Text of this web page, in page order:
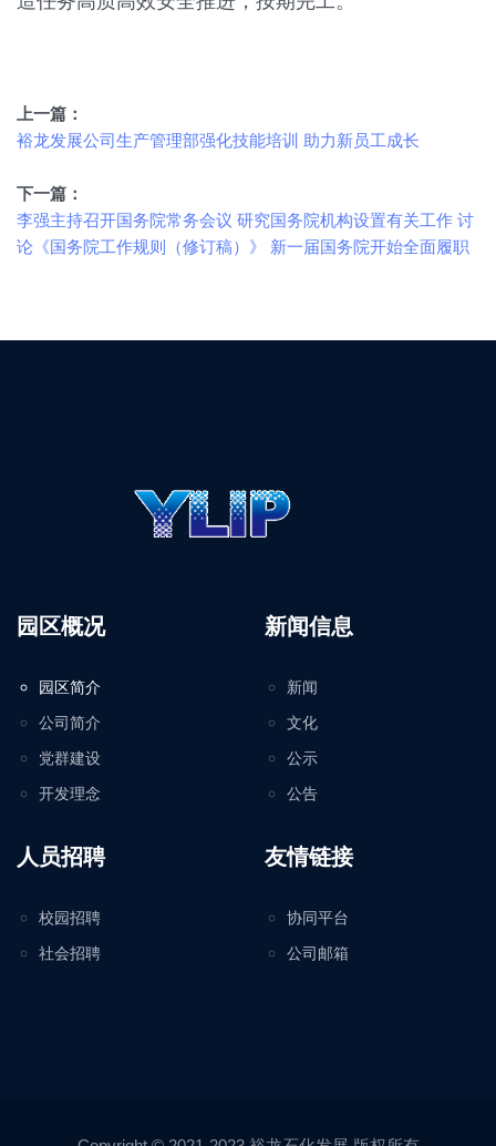
上一篇：
裕龙发展公司生产管理部强化技能培训 助力新员工成长
下一篇：
李强主持召开国务院常务会议 研究国务院机构设置有关工作 讨
论《国务院工作规则（修订稿）》 新一届国务院开始全面履职
园区概况
园区简介
公司简介
党群建设
开发理念
新闻信息
新闻
文化
公示
公告
人员招聘
校园招聘
社会招聘
友情链接
协同平台
公司邮箱